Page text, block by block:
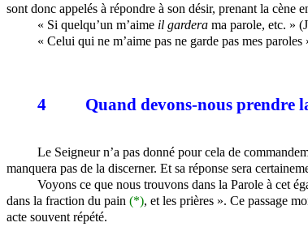
sont donc appelés à répondre à son désir, prenant la cène
« Si quelqu’un m’aime il garderama parole, etc. »
« Celui qui ne m’aime pas ne garde pas mes paroles
4 Quand devons-nous prendre
Le Seigneur n’a pas donné pour cela de
manquera pas de la discerner. Et sa réponse sera
Voyons ce que nous trouvons dans la Parole à cet
dans la fraction du pain (*), et les prières ». Ce passage
acte souvent répété.